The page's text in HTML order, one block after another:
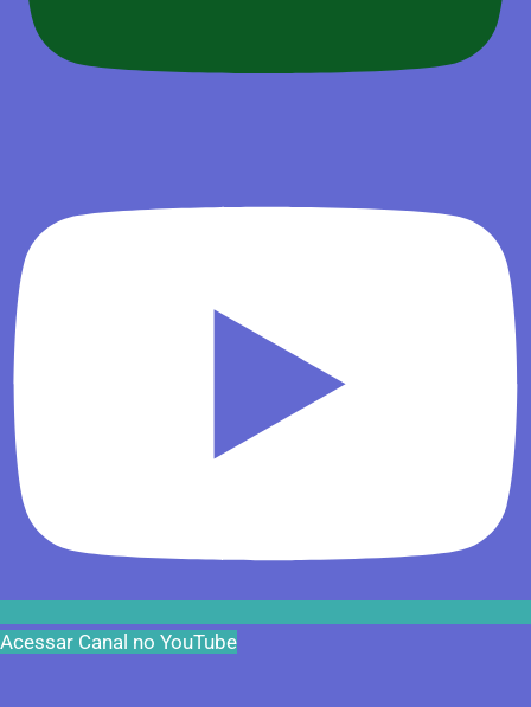
Acessar Canal no YouTube